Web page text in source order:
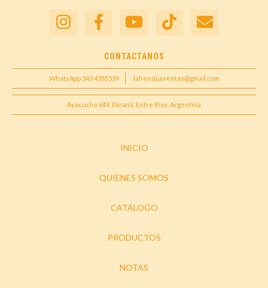
CONTACTANOS
WhatsApp 343 4381539 lahendijaventas@gmail.com
Ayacucho 649, Paraná, Entre Ríos, Argentina
INICIO
QUIENES SOMOS
CATÁLOGO
PRODUCTOS
NOTAS